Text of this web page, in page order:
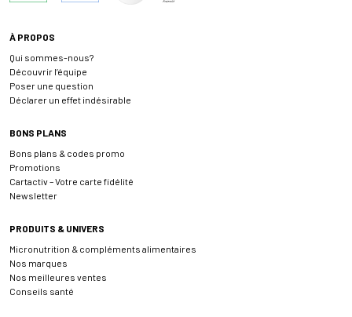
À PROPOS
Qui sommes-nous?
Découvrir l’équipe
Poser une question
Déclarer un effet indésirable
BONS PLANS
Bons plans & codes promo
Promotions
Cartactiv – Votre carte fidélité
Newsletter
PRODUITS & UNIVERS
Micronutrition & compléments alimentaires
Nos marques
Nos meilleures ventes
Conseils santé